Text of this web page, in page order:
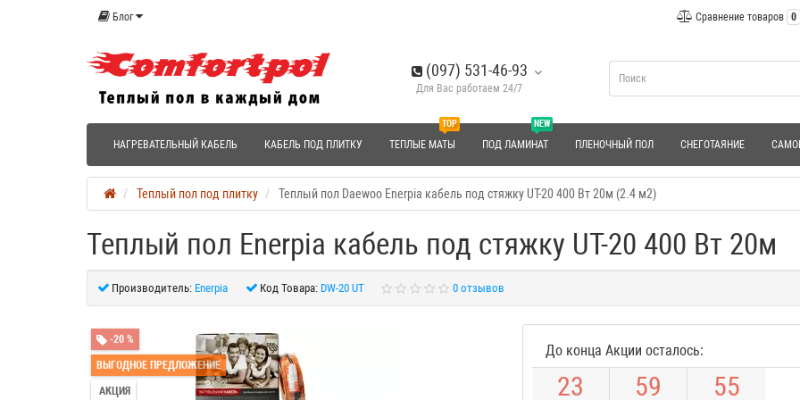
Блог Сравнение товаров 0
(097) 531-46-93
Для Вас работаем 24/7
НАГРЕВАТЕЛЬНЫЙ КАБЕЛЬ КАБЕЛЬ ПОД ПЛИТКУ
TOP
ТЕПЛЫЕ МАТЫ
NEW
ПОД ЛАМИНАТ ПЛЕНОЧНЫЙ ПОЛ СНЕГОТАЯНИЕ
Теплый пол под плитку Теплый пол Daewoo Enerpia кабель под стяжку UT-20 400 Вт 20м (2.4 м2)
Теплый пол Enerpia кабель под стяжку UT-20 400 Вт 20м
Производитель: Enerpia Код Товара: DW-20 UT 0 отзывов
-20 %
ВЫГОДНОЕ ПРЕДЛОЖЕНИЕ
АКЦИЯ
До конца Акции осталось:
23 59 53